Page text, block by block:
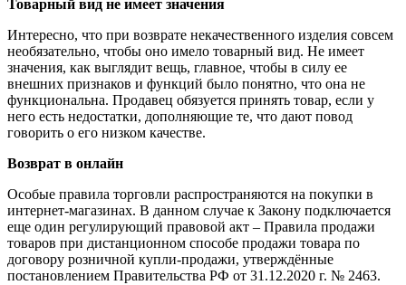
Товарный вид не имеет значения
Интересно, что при возврате некачественного изделия совсем
необязательно, чтобы оно имело товарный вид. Не имеет
значения, как выглядит вещь, главное, чтобы в силу ее
внешних признаков и функций было понятно, что она не
функциональна. Продавец обязуется принять товар, если у
него есть недостатки, дополняющие те, что дают повод
говорить о его низком качестве.
Возврат в онлайн
Особые правила торговли распространяются на покупки в
интернет-магазинах. В данном случае к Закону подключается
еще один регулирующий правовой акт – Правила продажи
товаров при дистанционном способе продажи товара по
договору розничной купли-продажи, утверждённые
постановлением Правительства РФ от 31.12.2020 г. № 2463.